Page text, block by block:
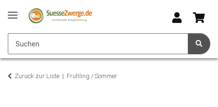
Zurück zur Liste Frühling / Sommer